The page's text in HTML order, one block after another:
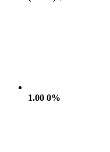
1.00 0%